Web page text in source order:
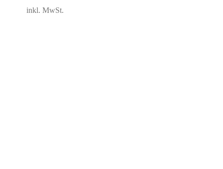
inkl. MwSt.